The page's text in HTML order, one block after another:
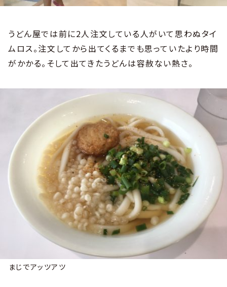
うどん屋では前に2人注文している人がいて思わぬタイ
ムロス。注文してから出てくるまでも思っていたより時間
がかかる。そして出てきたうどんは容赦ない熱さ。
まじでアッツアツ